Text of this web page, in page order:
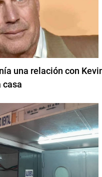
una relación con
casa